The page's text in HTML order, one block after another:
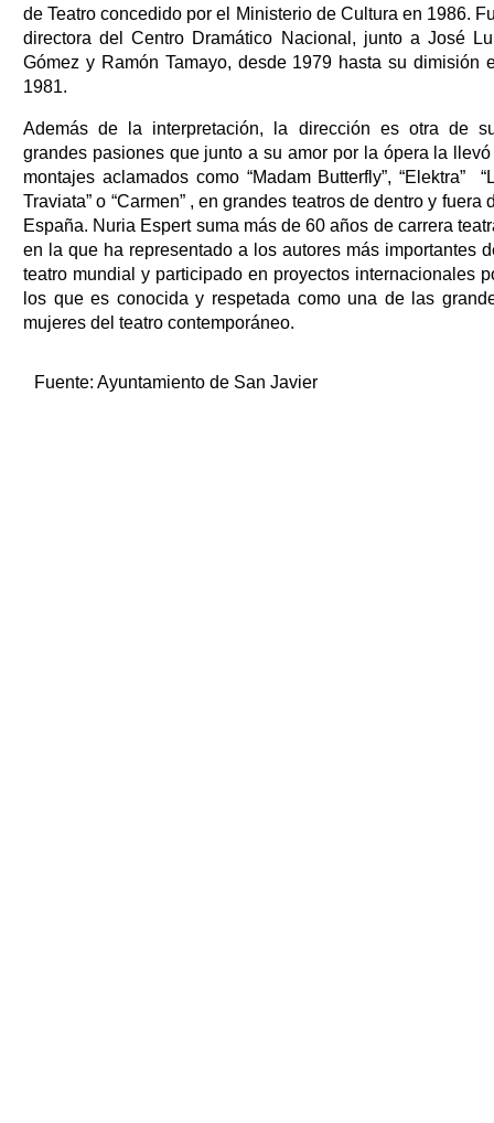
de Teatro concedido por el Ministerio de Cultura en 1986.
directora del Centro Dramático Nacional, junto a José
Gómez y Ramón Tamayo, desde 1979 hasta su dimisión
1981.
Además de la interpretación, la dirección es otra de
grandes pasiones que junto a su amor por la ópera la
montajes aclamados como “Madam Butterfly”, “Elektra”
Traviata” o “Carmen” , en grandes teatros de dentro y fuera
España. Nuria Espert suma más de 60 años de carrera
en la que ha representado a los autores más importantes
teatro mundial y participado en proyectos internacionales
los que es conocida y respetada como una de las
mujeres del teatro contemporáneo.
Fuente: Ayuntamiento de San Javier